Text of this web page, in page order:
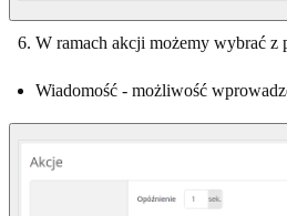
W ramach akcji możemy wybrać z
Wiadomość - możliwość